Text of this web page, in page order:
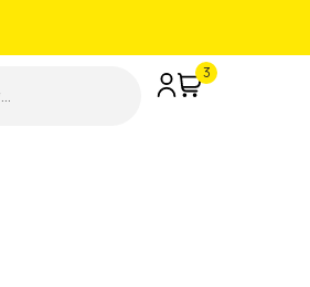
3